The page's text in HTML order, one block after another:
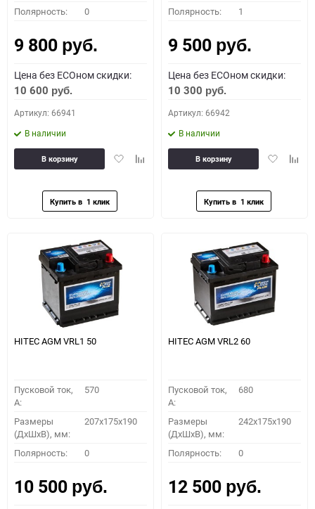
Полярность: 0
9 800 руб.
Цена без ECOном скидки:
10 600 руб.
Артикул: 66941
В наличии
ДобавитьДобавить
В корзину
Полярность: 1
9 500 руб.
Цена без ECOном скидки:
10 300 руб.
Артикул: 66942
В наличии
Добавить
В корзину
HITEC AGM VRL1 50
Пусковой ток,
A:
570
Размеры
(ДхШхВ), мм:
207x175x190
Полярность: 0
10 500 руб.
HITEC AGM VRL2 60
Пусковой ток,
A:
680
Размеры
(ДхШхВ), мм:
242x175x190
Полярность: 0
12 500 руб.